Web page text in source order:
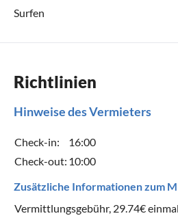
Surfen
Richtlinien
Hinweise des Vermieters
Check-in:
16:00
Check-out: 10:00
Zusätzliche Informationen zum
Vermittlungsgebühr, 29.74€